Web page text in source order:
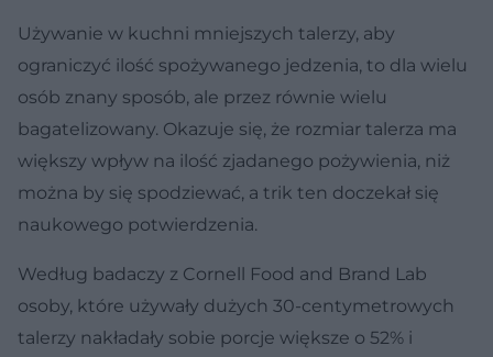
Używanie w kuchni mniejszych talerzy, aby
ograniczyć ilość spożywanego jedzenia, to dla wielu
osób znany sposób, ale przez równie wielu
bagatelizowany. Okazuje się, że rozmiar talerza ma
większy wpływ na ilość zjadanego pożywienia, niż
można by się spodziewać, a trik ten doczekał się
naukowego potwierdzenia.
Według badaczy z Cornell Food and Brand Lab
osoby, które używały dużych 30-centymetrowych
talerzy nakładały sobie porcje większe o 52% i